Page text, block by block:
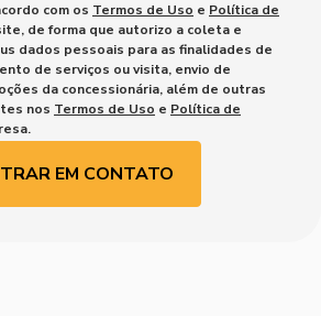
com os Termos de Uso e Política de
de forma que autorizo a coleta e
dados pessoais para as finalidades de
de serviços ou visita, envio de
da concessionária, além de outras
nos Termos de Uso e Política de
EM CONTATO